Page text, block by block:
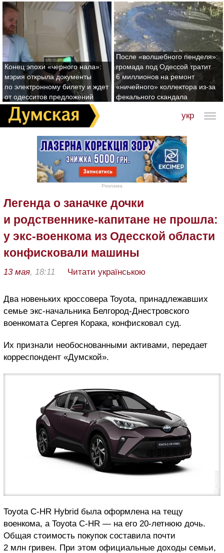
Конец эпохи «черного нала»:
мэрия открыла документы
по электронному билету и ждет
от одесситов предложений
После «волшебного пенделя»:
громада под Одессой тратит
6 миллионов на ремонт
«ничейного» коллектора из-за
фекального скандала
укр
Реклама
Легенда о заначке дочки
и родственнике-капитане не прошла:
у экс-военкома из Одесской области
конфисковали машины
13 мая, 18:11 Читати українською
Два новеньких кроссовера Toyota, принадлежавших
семье экс-начальника Белгород-Днестровского
военкомата Сергея Корака, конфисковал суд.
Их признали необоснованными активами, передает
корреспондент «Думской».
Toyota C-HR Hybrid была оформлена на тещу
военкома, а Toyota C-HR — на его 20-летнюю дочь.
Общая стоимость покупок составила почти
2 млн гривен. При этом официальные доходы семьи,